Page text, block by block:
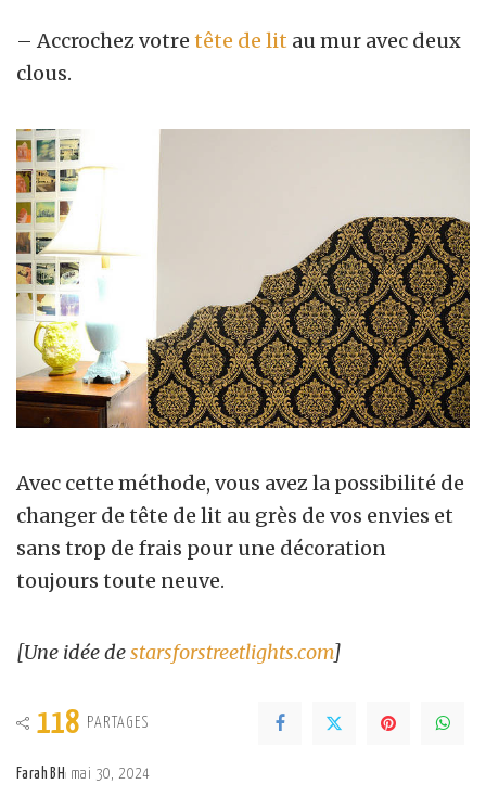
– Accrochez votre tête de lit au mur avec deux
clous.
Avec cette méthode, vous avez la possibilité de
changer de tête de lit au grès de vos envies et
sans trop de frais pour une décoration
toujours toute neuve.
[Une idée destarsforstreetlights.com]
118 PARTAGES
Farah BH mai 30, 2024